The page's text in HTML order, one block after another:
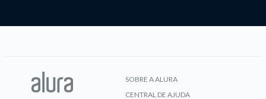
SOBRE A ALURA
CENTRAL DE AJUDA